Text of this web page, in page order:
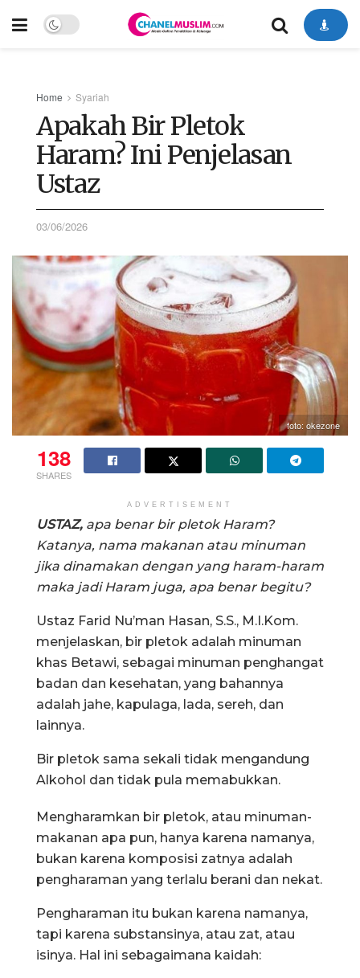
Home Syariah
Apakah Bir Pletok
Haram? Ini Penjelasan
Ustaz
03/06/2026
foto: okezone
138
SHARES
ADVERTISEMENT
USTAZ, apa benar bir pletok Haram?
Katanya, nama makanan atau minuman
jika dinamakan dengan yang haram-haram
maka jadi Haram juga, apa benar begitu?
Ustaz Farid Nu’man Hasan, S.S., M.I.Kom.
menjelaskan, bir pletok adalah minuman
khas Betawi, sebagai minuman penghangat
badan dan kesehatan, yang bahannya
adalah jahe, kapulaga, lada, sereh, dan
lainnya.
Bir pletok sama sekali tidak mengandung
Alkohol dan tidak pula memabukkan.
Mengharamkan bir pletok, atau minuman-
makanan apa pun, hanya karena namanya,
bukan karena komposisi zatnya adalah
pengharaman yang terlalu berani dan nekat.
Pengharaman itu bukan karena namanya,
tapi karena substansinya, atau zat, atau
isinya. Hal ini sebagaimana kaidah: